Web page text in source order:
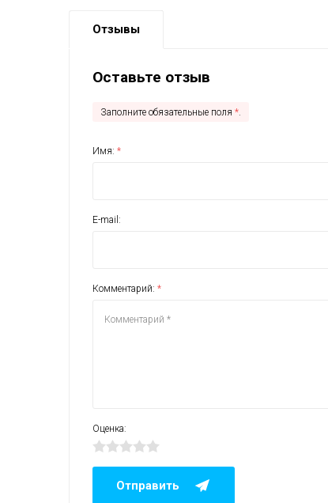
Отзывы
Оставьте отзыв
Заполните обязательные поля *
Имя: *
E-mail:
Комментарий: *
Оценка: